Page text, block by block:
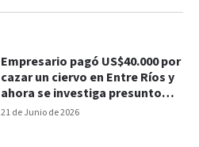
21 de Junio de 2026
Empresario pagó US$40.000 por
cazar un ciervo en Entre Ríos y
ahora se investiga presunto
tráfico de fauna